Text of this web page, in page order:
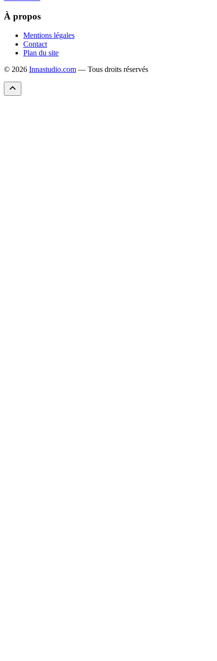
À propos
Mentions légales
Contact
Plan du site
© 2026 Innastudio.com — Tous droits réservés